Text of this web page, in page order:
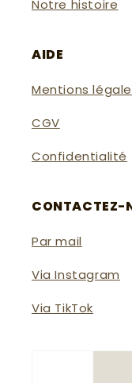
Notre histoire
AIDE
Mentions
CGV
Confidentialité
CONTACTEZ-
Par mail
Via Instagram
Via TikTok